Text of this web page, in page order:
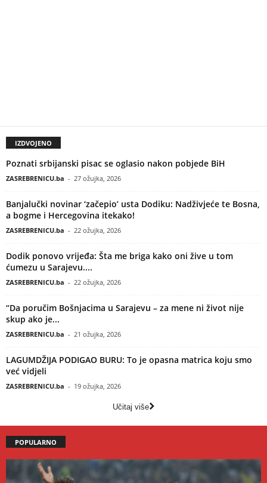
IZDVOJENO
Poznati srbijanski pisac se oglasio nakon pobjede BiH
ZASREBRENICU.ba - 27 ožujka, 2026
Banjalučki novinar ‘začepio’ usta Dodiku: Nadživjeće te Bosna,
a bogme i Hercegovina itekako!
ZASREBRENICU.ba - 22 ožujka, 2026
Dodik ponovo vrijeđa: Šta me briga kako oni žive u tom
ćumezu u Sarajevu....
ZASREBRENICU.ba - 22 ožujka, 2026
“Da poručim Bošnjacima u Sarajevu – za mene ni život nije
skup ako je...
ZASREBRENICU.ba - 21 ožujka, 2026
LAGUMDŽIJA PODIGAO BURU: To je opasna matrica koju smo
već vidjeli
ZASREBRENICU.ba - 19 ožujka, 2026
Učitaj više
POPULARNO